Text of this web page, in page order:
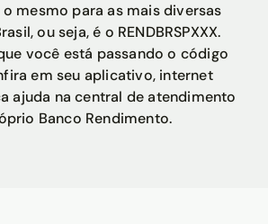
mesmo para as mais diversas
ou seja, é o RENDBRSPXXX.
você está passando o código
em seu aplicativo, internet
ajuda na central de atendimento
Banco Rendimento.